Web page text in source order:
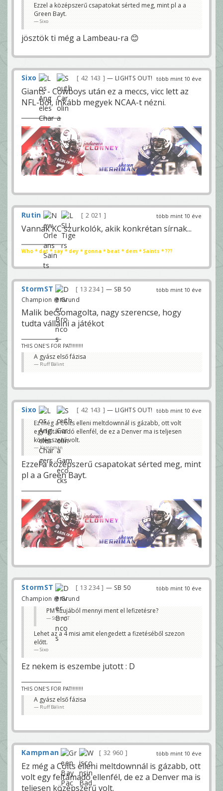
Ezzel a középszerű csapatokat sérted meg, mint pl a a
Green Bayt.
Sixo
jösztök ti még a Lambeau-ra 😊
több mint 10 éve
Sixo 42 143 — LIGHTS OUT!
Giants - Cowboys után ez a meccs, vicc lett az
NFL-ből, inkább megyek NCAA-t nézni.
több mint 10 éve
Rutin 2 021
Vannak KC szurkolók, akik konkrétan sírnak...
Who * dat * say * dey * gonna * beat * dem * Saints * ???
több mint 10 éve
StormST 13 234
— SB 50
Champion @ Grund
Malik becsomagolta, nagy szerencse, hogy
tudta vállalni a játékot
THIS ONE'S FOR PAT!!!!!!!!
A gyász első fázisa
Ruff Bálint
több mint 10 éve
Sixo 42 143 — LIGHTS OUT!
Ez még a Colts elleni meltdownnál is gázabb, ott volt
egy feltámadó ellenfél, de ez a Denver ma is teljesen
középszerű volt.
Kampman
Ezzel a középszerű csapatokat sérted meg, mint
pl a a Green Bayt.
több mint 10 éve
StormST 13 234
— SB 50
Champion @ Grund
PM fizujából mennyi ment el lefizetésre?
StormST
Lehet az a 4 misi amit elengedett a fizetéséből szezon
előtt.
Sixo
Ez nekem is eszembe jutott : D
THIS ONE'S FOR PAT!!!!!!!!
A gyász első fázisa
Ruff Bálint
több mint 10 éve
Kampman 32 960
Ez még a Colts elleni meltdownnál is gázabb, ott
volt egy feltámadó ellenfél, de ez a Denver ma is
teljesen középszerű volt.